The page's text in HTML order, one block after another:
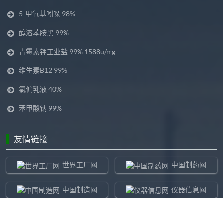
5-甲氧基吲哚 98%
醇溶苯胺黑 99%
青霉素钾工业盐 99% 1588u/mg
维生素B12 99%
氯偏乳液 40%
苯甲酸钠 99%
友情链接
世界工厂网 中国制药网
中国制造网 仪器信息网